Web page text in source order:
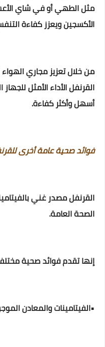
مثل الطهي أو في شاي
الأكسجين ويعزز كفاءة
من خلال تعزيز مجاري
القرنفل الأداء الأمثل
أسهل وأكثر كفاءة.
فوائد صحية عامة أخرى
القرنفل مصدر غني
الصحة العامة.
إنها تقدم فوائد صحية
•الفيتامينات والمعادن